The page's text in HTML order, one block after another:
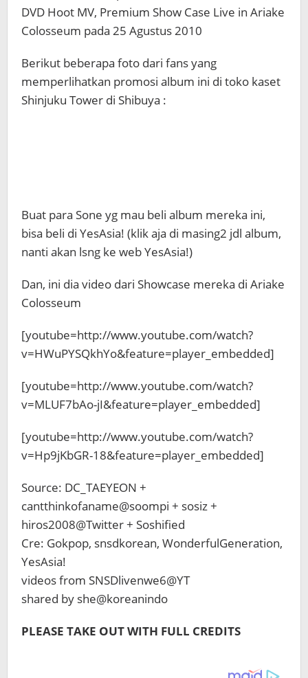
DVD Hoot MV, Premium Show Case Live in Ariake
Colosseum pada 25 Agustus 2010
Berikut beberapa foto dari fans yang
memperlihatkan promosi album ini di toko kaset
Shinjuku Tower di Shibuya :
Buat para Sone yg mau beli album mereka ini,
bisa beli di YesAsia! (klik aja di masing2 jdl album,
nanti akan lsng ke web YesAsia!)
Dan, ini dia video dari Showcase mereka di Ariake
Colosseum
[youtube=http://www.youtube.com/watch?
v=HWuPYSQkhYo&feature=player_embedded]
[youtube=http://www.youtube.com/watch?
v=MLUF7bAo-jI&feature=player_embedded]
[youtube=http://www.youtube.com/watch?
v=Hp9jKbGR-18&feature=player_embedded]
Source: DC_TAEYEON +
cantthinkofaname@soompi + sosiz +
hiros2008@Twitter + Soshified
Cre: Gokpop, snsdkorean, WonderfulGeneration,
YesAsia!
videos from SNSDlivenwe6@YT
shared by she@koreanindo
PLEASE TAKE OUT WITH FULL CREDITS